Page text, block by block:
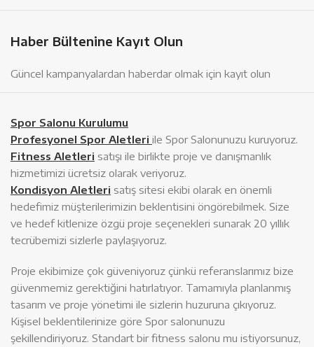
Haber Bültenine Kayıt Olun
Güncel kampanyalardan haberdar olmak için kayıt olun
Spor Salonu Kurulumu
Profesyonel Spor Aletleri ile Spor Salonunuzu kuruyoruz.
Fitness Aletleri satışı ile birlikte proje ve danışmanlık
hizmetimizi ücretsiz olarak veriyoruz.
Kondisyon Aletleri satış sitesi ekibi olarak en önemli
hedefimiz müşterilerimizin beklentisini öngörebilmek. Size
ve hedef kitlenize özgü proje seçenekleri sunarak 20 yıllık
tecrübemizi sizlerle paylaşıyoruz.
Proje ekibimize çok güveniyoruz çünkü referanslarımız bize
güvenmemiz gerektiğini hatırlatıyor. Tamamıyla planlanmış
tasarım ve proje yönetimi ile sizlerin huzuruna çıkıyoruz.
Kişisel beklentilerinize göre Spor salonunuzu
şekillendiriyoruz. Standart bir fitness salonu mu istiyorsunuz,